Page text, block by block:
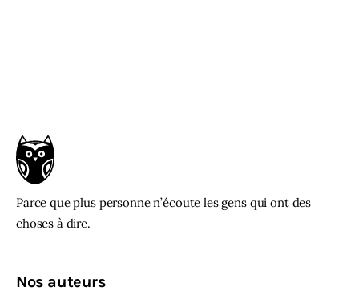
Parce que plus personne n’écoute les gens qui ont des
choses à dire.
Nos auteurs